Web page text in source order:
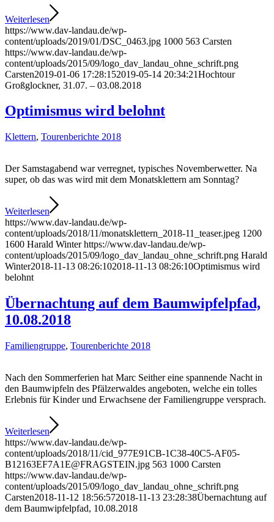
Weiterlesen
https://www.dav-landau.de/wp-
content/uploads/2019/01/DSC_0463.jpg 1000 563 Carsten
https://www.dav-landau.de/wp-
content/uploads/2015/09/logo_dav_landau_ohne_schrift.png
Carsten2019-01-06 17:28:152019-05-14 20:34:21Hochtour
Großglockner, 31.07. – 03.08.2018
Optimismus wird belohnt
Klettern, Tourenberichte 2018
Der Samstagabend war verregnet, typisches Novemberwetter. Na
super, ob das was wird mit dem Monatsklettern am Sonntag?
Weiterlesen
https://www.dav-landau.de/wp-
content/uploads/2018/11/monatsklettern_2018-11_teaser.jpeg 1200
1600 Harald Winter https://www.dav-landau.de/wp-
content/uploads/2015/09/logo_dav_landau_ohne_schrift.png Harald
Winter2018-11-13 08:26:102018-11-13 08:26:10Optimismus wird
belohnt
Übernachtung auf dem Baumwipfelpfad,
10.08.2018
Familiengruppe, Tourenberichte 2018
Nach den Sommerferien hat Marc Seither eine spannende Nacht in
den Baumwipfeln des Pfälzerwaldes angeboten, welche ein tolles
Erlebnis für Kinder und Erwachsene der Familiengruppe versprach.
Weiterlesen
https://www.dav-landau.de/wp-
content/uploads/2018/11/cid_977E91CB-1C38-40C5-AF05-
B12163EF7A1E@FRAGSTEIN.jpg 563 1000 Carsten
https://www.dav-landau.de/wp-
content/uploads/2015/09/logo_dav_landau_ohne_schrift.png
Carsten2018-11-12 18:56:572018-11-13 23:28:38Übernachtung auf
dem Baumwipfelpfad, 10.08.2018